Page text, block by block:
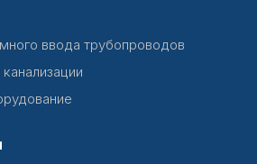
ввода трубопроводов